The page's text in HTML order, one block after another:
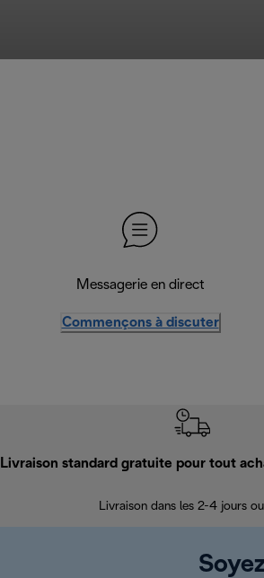
Messagerie en direct
Commençons à discuter
Livraison standard gratuite pour tout
Livraison dans les 2-4 jours